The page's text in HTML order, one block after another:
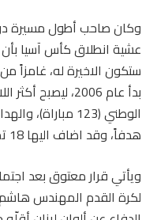
وكان صاحب أطول مسيرة
عشية انطلاق كأس آسيا
ستكون الاخيرة له، غامزاً
بدأ عام 2006،
هدفاً، وقد اضاف اليها 18 تمريرة حاسمة.
ويأتي قرار معتوق بعد
لكرة القدم المهندس